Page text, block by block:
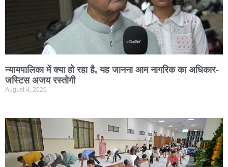
न्यायपालिका में क्या हो रहा है, यह जानना आम नागरिक का अधिकार-
जस्टिस अजय रस्तोगी
August 4, 2026